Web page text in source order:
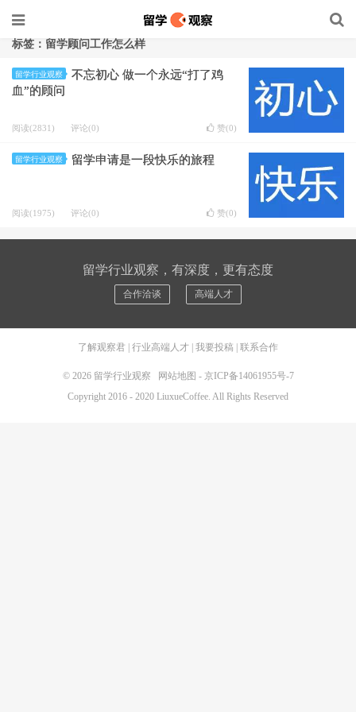
标签：留学顾问工作怎么样
留学行业观察
不忘初心 做一个永远“打了鸡
血”的顾问
阅读(2831) 评论(0) 赞(0)
留学行业观察 留学申请是一段快乐的旅程
阅读(1975) 评论(0) 赞(0)
留学行业观察，有深度，更有态度
合作洽谈 高端人才
了解观察君 行业高端人才 我要投稿 联系合作
© 2026 留学行业观察 网站地图 - 京ICP备14061955号-7
Copyright 2016 - 2020 LiuxueCoffee. All Rights Reserved